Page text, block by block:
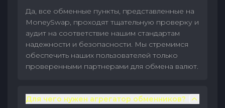
Да, все обменные пункты, представленные на
MoneySwap, проходят тщательную проверку и
аудит на соответствие нашим стандартам
надежности и безопасности. Мы стремимся
обеспечить наших пользователей только
проверенными партнерами для обмена валют.
Для чего нужен агрегатор обменников?